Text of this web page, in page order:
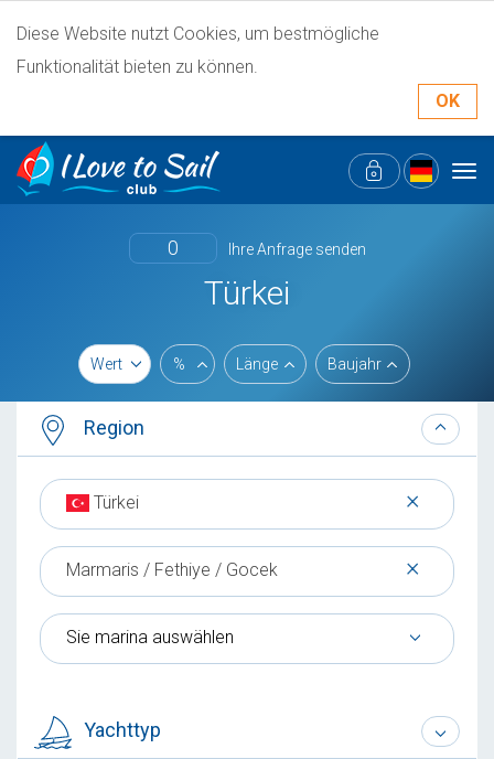
Diese Website nutzt Cookies, um bestmögliche
Funktionalität bieten zu können.
OK
0 Ihre Anfrage senden
Türkei
Wert % Länge Baujahr
Region
×
Türkei
×
Marmaris / Fethiye / Gocek
Sie marina auswählen
Yachttyp